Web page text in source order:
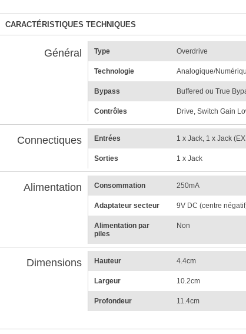
CARACTÉRISTIQUES TECHNIQUES
Général Type Overdrive
Technologie Analogique/
Bypass Buffered ou True
Contrôles Drive, Switch Gain
Connectiques Entrées 1 x Jack, 1 x Jack
Sorties 1 x Jack
Alimentation Consommation 250mA
Adaptateur secteur 9V DC (centre
Alimentation par
piles
Non
Dimensions Hauteur 4.4cm
Largeur 10.2cm
Profondeur 11.4cm